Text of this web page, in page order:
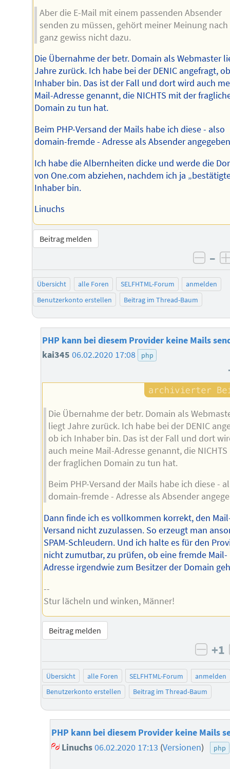
Aber die E-Mail mit einem passenden Absender
senden zu müssen, gehört meiner Meinung nach
ganz gewiss nicht dazu.
Die Übernahme der betr. Domain als Webmaster
Jahre zurück. Ich habe bei der DENIC angefragt,
Inhaber bin. Das ist der Fall und dort wird auch
Mail-Adresse genannt, die NICHTS mit der
Domain zu tun hat.
Beim PHP-Versand der Mails habe ich diese - also
domain-fremde - Adresse als Absender
Ich habe die Albernheiten dicke und werde die
von One.com abziehen, nachdem ich ja
Inhaber bin.
Linuchs
Beitrag melden
–
Übersicht alle Foren SELFHTML-Forum
anmelden
Benutzerkonto erstellen
Beitrag im Thread-Baum
PHP kann bei diesem Provider keine Mails
kai345 06.02.2020 17:08 php
Die Übernahme der betr. Domain als
liegt Jahre zurück. Ich habe bei der DENIC
ob ich Inhaber bin. Das ist der Fall und dort
auch meine Mail-Adresse genannt, die
der fraglichen Domain zu tun hat.
Beim PHP-Versand der Mails habe ich diese -
domain-fremde - Adresse als Absender
Dann finde ich es vollkommen korrekt, den
Versand nicht zuzulassen. So erzeugt man
SPAM-Schleudern. Und ich halte es für den
nicht zumutbar, zu prüfen, ob eine fremde Mail-
Adresse irgendwie zum Besitzer der Domain
--
Stur lächeln und winken, Männer!
Beitrag melden
+1
Übersicht alle Foren SELFHTML-Forum
anmelden
Benutzerkonto erstellen
Beitrag im Thread-Baum
PHP kann bei diesem Provider keine Mails
Linuchs 06.02.2020 17:13 (Versionen) php